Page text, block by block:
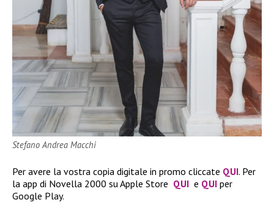
Stefano Andrea Macchi
Per avere la vostra copia digitale in promo cliccate QUI. Per
la app di Novella 2000 su Apple Store QUI e QUI per
Google Play.